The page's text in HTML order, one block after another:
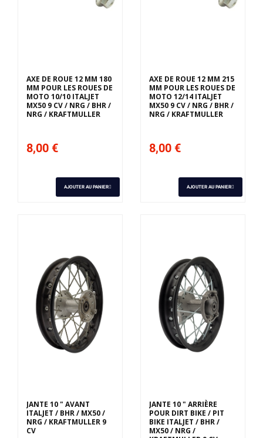
AXE DE ROUE 12 MM 180
MM POUR LES ROUES DE
MOTO 10/10 ITALJET
MX50 9 CV / NRG / BHR /
NRG / KRAFTMULLER
8,00 €
AJOUTER AU PANIER
AXE DE ROUE 12 MM 215
MM POUR LES ROUES DE
MOTO 12/14 ITALJET
MX50 9 CV / NRG / BHR /
NRG / KRAFTMULLER
8,00 €
AJOUTER AU PANIER
JANTE 10 " AVANT
ITALJET / BHR / MX50 /
NRG / KRAFTMULLER 9
CV
JANTE 10 " ARRIÈRE
POUR DIRT BIKE / PIT
BIKE ITALJET / BHR /
MX50 / NRG /